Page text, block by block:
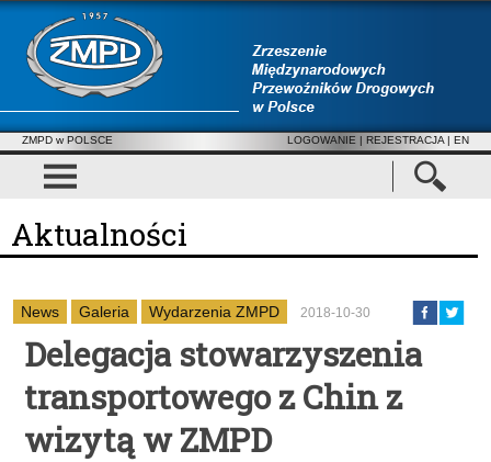
ZMPD w POLSCE LOGOWANIE | REJESTRACJA | EN
Aktualności
News Galeria Wydarzenia ZMPD 2018-10-30
Delegacja stowarzyszenia
transportowego z Chin z
wizytą w ZMPD